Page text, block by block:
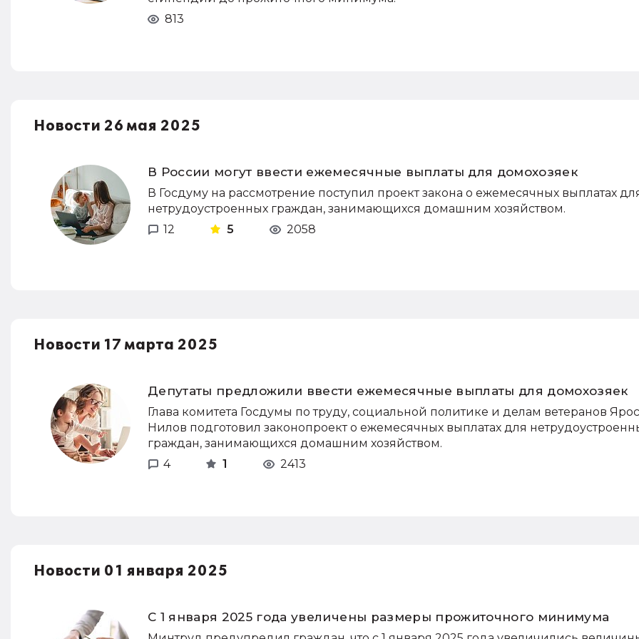
813
Новости 26 мая 2025
В России могут ввести ежемесячные выплаты для домохозяек
В Госдуму на рассмотрение поступил проект закона о ежемесячных выплатах
нетрудоустроенных граждан, занимающихся домашним хозяйством.
12
5 2058
Новости 17 марта 2025
Депутаты предложили ввести ежемесячные выплаты для домохозяек
Глава комитета Госдумы по труду, социальной политике и делам ветеранов
Нилов подготовил законопроект о ежемесячных выплатах для
граждан, занимающихся домашним хозяйством.
4
1 2413
Новости 01 января 2025
С 1 января 2025 года увеличены размеры прожиточного минимума